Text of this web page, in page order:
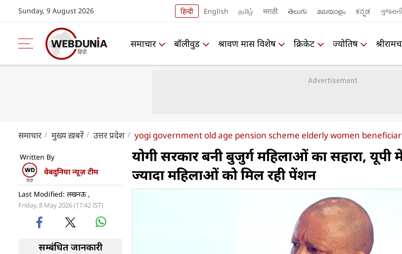
Sunday, 9 August 2026 हिन्दी English தமிழ் मराठी తెలుగు മലയാളം ಕನ್ನಡ ગુજરાતી
समाचार बॉलीवुड श्रावण मास विशेष क्रिकेट ज्योतिष
समाचार मुख्य ख़बरें उत्तर प्रदेश yogi government old age pension scheme elderly women
Written By
वेबदुनिया न्यूज़ टीम
Last Modified: लखनऊ ,
Friday, 8 May 2026 (17:42 IST)
सम्बंधित जानकारी
योगी सरकार बनी बुजुर्ग महिलाओं का सहारा,
ज्यादा महिलाओं को मिल रही पेंशन